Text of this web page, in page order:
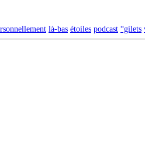
là-bas étoiles podcast “gilets